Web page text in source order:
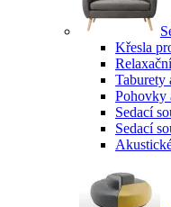
Křesla
Taburety
Pohovky
Sedací
Sedací